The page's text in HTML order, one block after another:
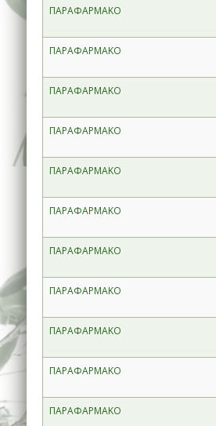
ΠΑΡΑΦΑΡΜΑΚΟ
ΠΑΡΑΦΑΡΜΑΚΟ
ΠΑΡΑΦΑΡΜΑΚΟ
ΠΑΡΑΦΑΡΜΑΚΟ
ΠΑΡΑΦΑΡΜΑΚΟ
ΠΑΡΑΦΑΡΜΑΚΟ
ΠΑΡΑΦΑΡΜΑΚΟ
ΠΑΡΑΦΑΡΜΑΚΟ
ΠΑΡΑΦΑΡΜΑΚΟ
ΠΑΡΑΦΑΡΜΑΚΟ
ΠΑΡΑΦΑΡΜΑΚΟ